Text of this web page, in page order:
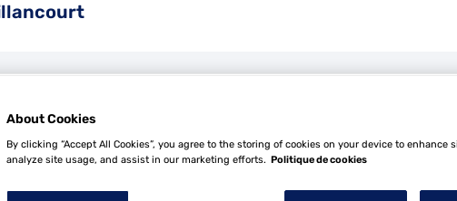
About Cookies
By clicking “Accept All Cookies”, you agree to the storing of cookies on your device to enhance
analyze site usage, and assist in our marketing efforts. Politique de cookies